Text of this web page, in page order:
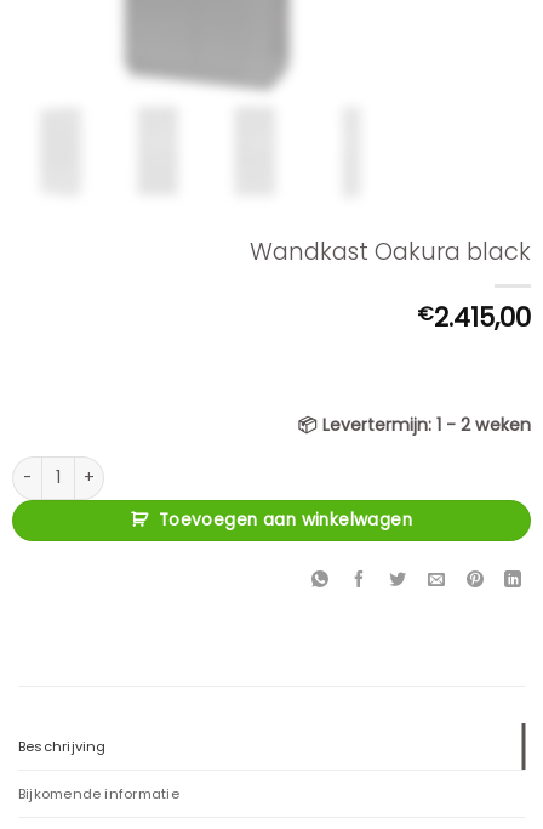
Wandkast Oakura black
€2.415,00
📦 Levertermijn: 1 - 2 weken
Wandkast Oakura black aantal
Toevoegen aan winkelwagen
Beschrijving
Bijkomende informatie